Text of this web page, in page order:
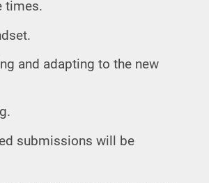
times.
and adapting to the new
submissions will be